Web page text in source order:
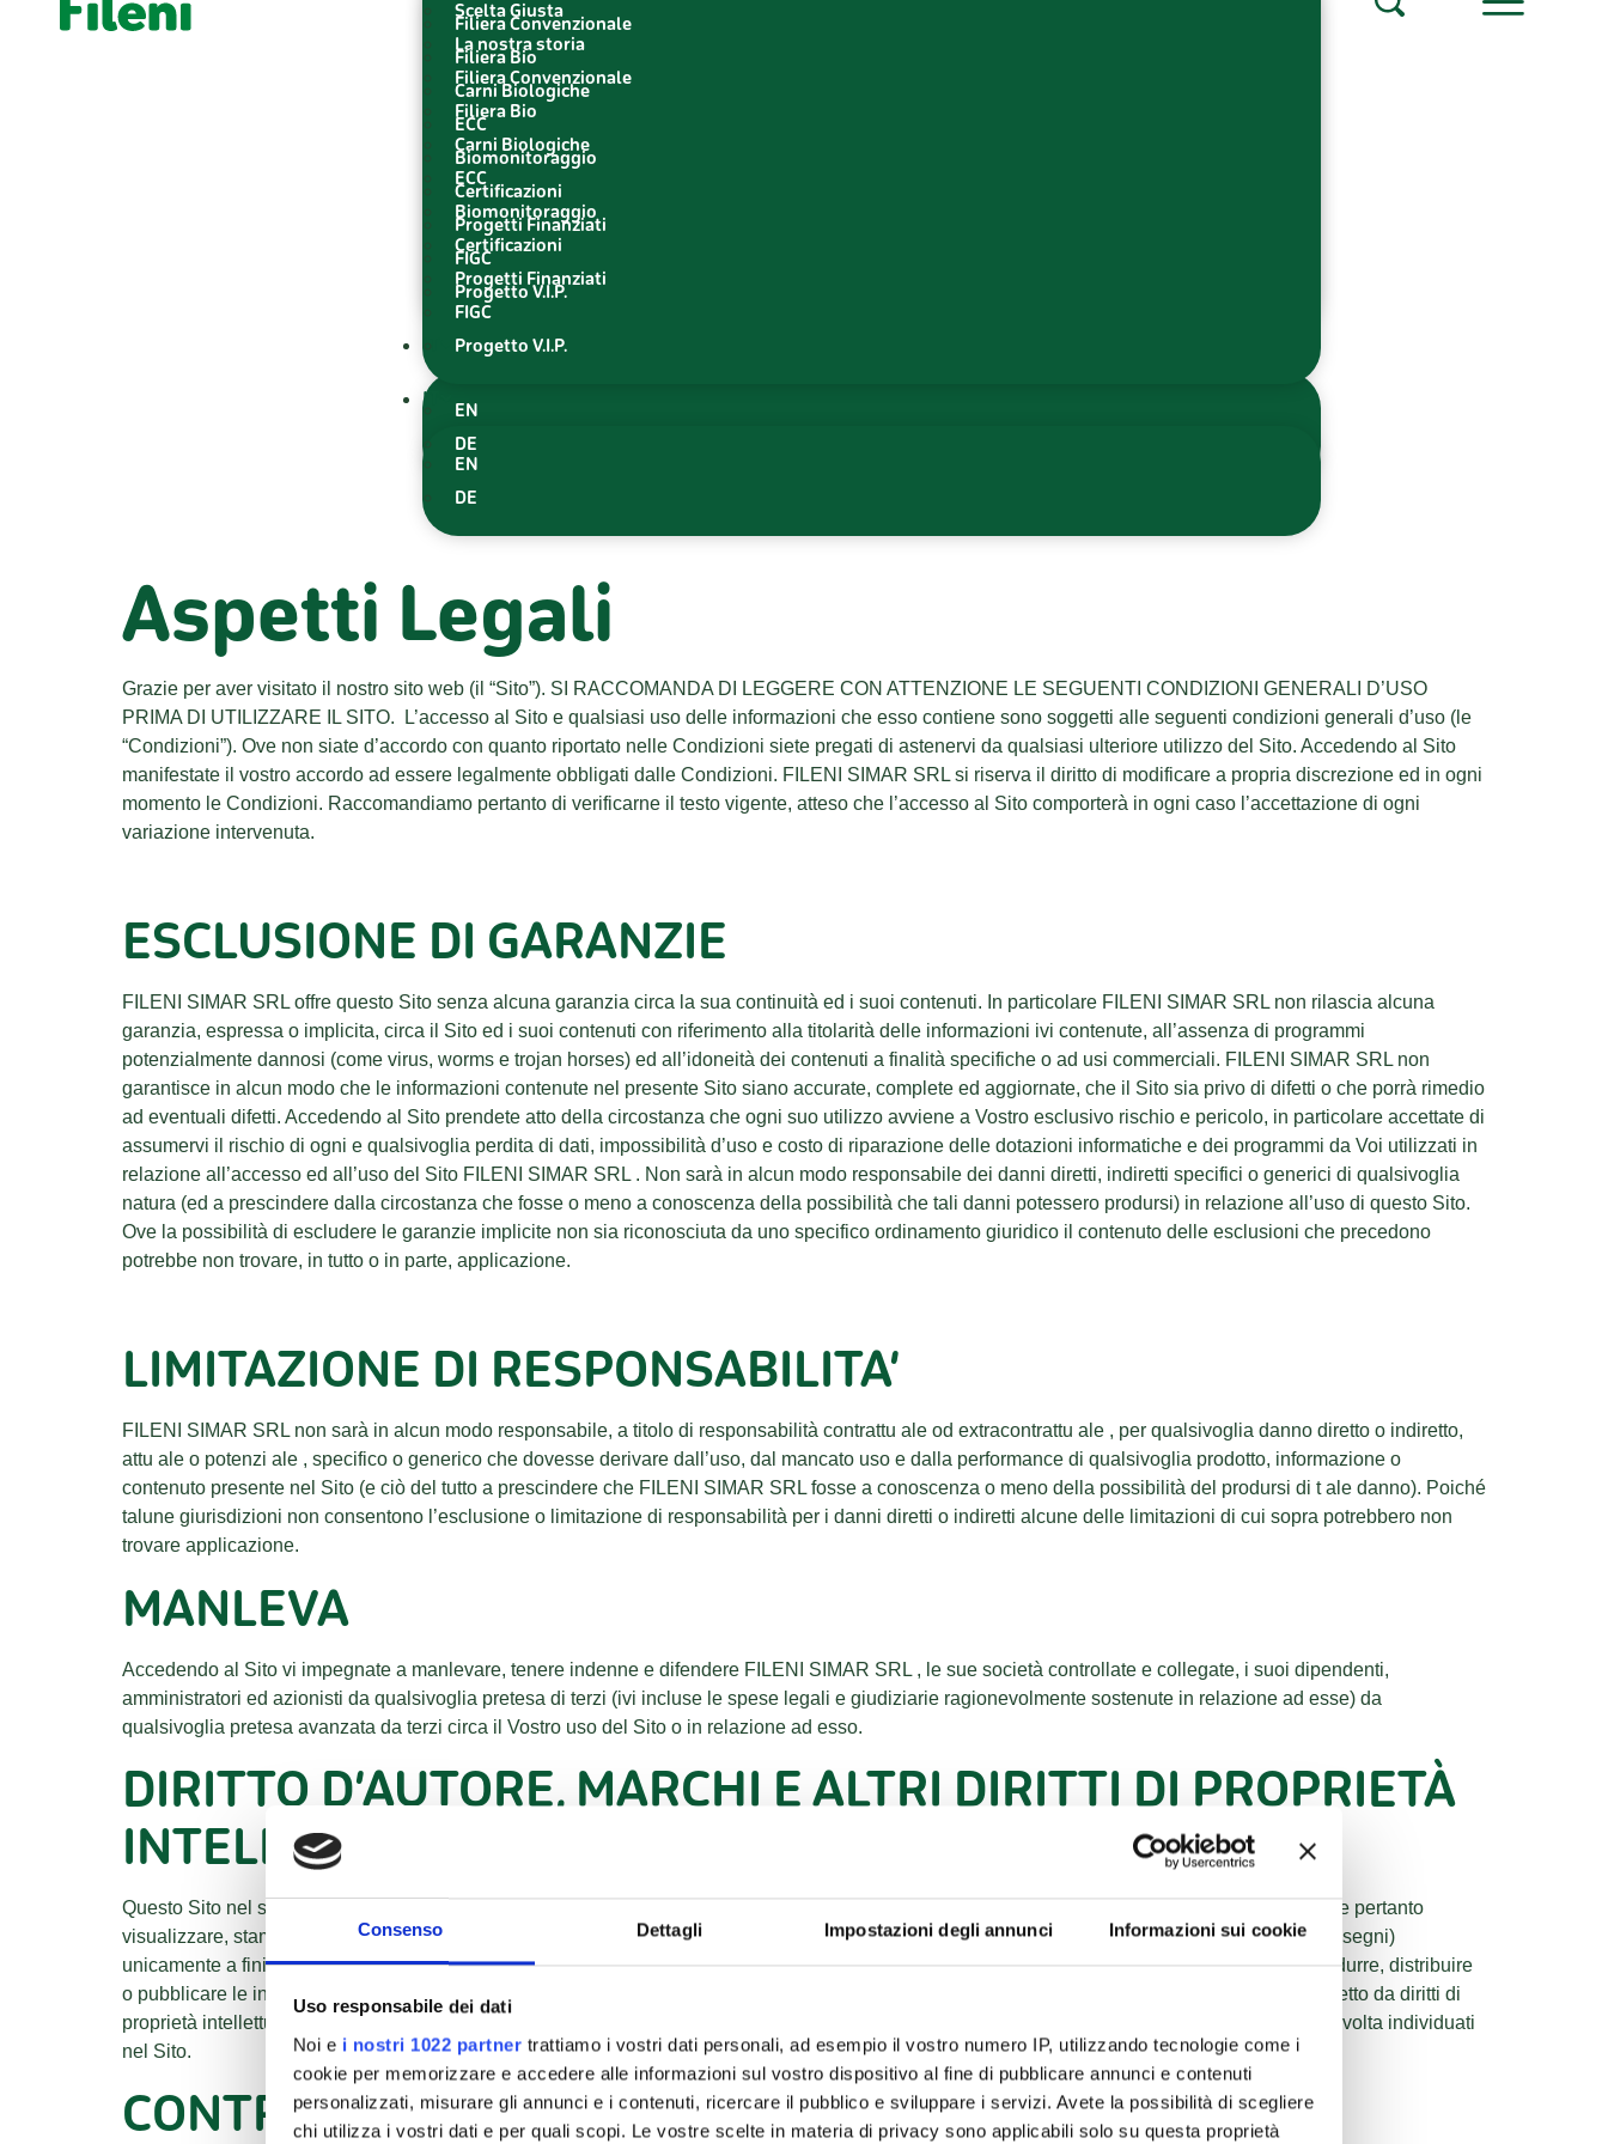
Consenso Dettagli Impostazioni degli annunci Informazioni sui cookie
Uso responsabile dei dati
Noi e i nostri 1022 partner trattiamo i vostri dati personali, ad esempio il vostro numero IP, utilizzando tecnologie come i
cookie per memorizzare e accedere alle informazioni sul vostro dispositivo al fine di pubblicare annunci e contenuti
personalizzati, misurare gli annunci e i contenuti, ricercare il pubblico e sviluppare i servizi. Avete la possibilità di scegliere
chi utilizza i vostri dati e per quali scopi. Le vostre scelte in materia di privacy sono applicabili solo su questa proprietà
Filiera Convenzionale
Filiera Bio
Carni Biologiche
ECC
Biomonitoraggio
Certificazioni
Progetti Finanziati
FIGC
Progetto V.I.P.
IT
EN
DE
Scelta Giusta
La nostra storia
Filiera Convenzionale
Filiera Bio
Carni Biologiche
ECC
Biomonitoraggio
Certificazioni
Progetti Finanziati
FIGC
Progetto V.I.P.
IT
EN
DE
Aspetti Legali
Grazie per aver visitato il nostro sito web (il “Sito”). SI RACCOMANDA DI LEGGERE CON ATTENZIONE LE SEGUENTI CONDIZIONI GENERALI D’USO
PRIMA DI UTILIZZARE IL SITO. L’accesso al Sito e qualsiasi uso delle informazioni che esso contiene sono soggetti alle seguenti condizioni generali d’uso (le
“Condizioni”). Ove non siate d’accordo con quanto riportato nelle Condizioni siete pregati di astenervi da qualsiasi ulteriore utilizzo del Sito. Accedendo al Sito
manifestate il vostro accordo ad essere legalmente obbligati dalle Condizioni. FILENI SIMAR SRL si riserva il diritto di modificare a propria discrezione ed in ogni
momento le Condizioni. Raccomandiamo pertanto di verificarne il testo vigente, atteso che l’accesso al Sito comporterà in ogni caso l’accettazione di ogni
variazione intervenuta.
ESCLUSIONE DI GARANZIE
FILENI SIMAR SRL offre questo Sito senza alcuna garanzia circa la sua continuità ed i suoi contenuti. In particolare FILENI SIMAR SRL non rilascia alcuna
garanzia, espressa o implicita, circa il Sito ed i suoi contenuti con riferimento alla titolarità delle informazioni ivi contenute, all’assenza di programmi
potenzialmente dannosi (come virus, worms e trojan horses) ed all’idoneità dei contenuti a finalità specifiche o ad usi commerciali. FILENI SIMAR SRL non
garantisce in alcun modo che le informazioni contenute nel presente Sito siano accurate, complete ed aggiornate, che il Sito sia privo di difetti o che porrà rimedio
ad eventuali difetti. Accedendo al Sito prendete atto della circostanza che ogni suo utilizzo avviene a Vostro esclusivo rischio e pericolo, in particolare accettate di
assumervi il rischio di ogni e qualsivoglia perdita di dati, impossibilità d’uso e costo di riparazione delle dotazioni informatiche e dei programmi da Voi utilizzati in
relazione all’accesso ed all’uso del Sito FILENI SIMAR SRL . Non sarà in alcun modo responsabile dei danni diretti, indiretti specifici o generici di qualsivoglia
natura (ed a prescindere dalla circostanza che fosse o meno a conoscenza della possibilità che tali danni potessero prodursi) in relazione all’uso di questo Sito.
Ove la possibilità di escludere le garanzie implicite non sia riconosciuta da uno specifico ordinamento giuridico il contenuto delle esclusioni che precedono
potrebbe non trovare, in tutto o in parte, applicazione.
LIMITAZIONE DI RESPONSABILITA’
FILENI SIMAR SRL non sarà in alcun modo responsabile, a titolo di responsabilità contrattu ale od extracontrattu ale , per qualsivoglia danno diretto o indiretto,
attu ale o potenzi ale , specifico o generico che dovesse derivare dall’uso, dal mancato uso e dalla performance di qualsivoglia prodotto, informazione o
contenuto presente nel Sito (e ciò del tutto a prescindere che FILENI SIMAR SRL fosse a conoscenza o meno della possibilità del prodursi di t ale danno). Poiché
talune giurisdizioni non consentono l’esclusione o limitazione di responsabilità per i danni diretti o indiretti alcune delle limitazioni di cui sopra potrebbero non
trovare applicazione.
MANLEVA
Accedendo al Sito vi impegnate a manlevare, tenere indenne e difendere FILENI SIMAR SRL , le sue società controllate e collegate, i suoi dipendenti,
amministratori ed azionisti da qualsivoglia pretesa di terzi (ivi incluse le spese legali e giudiziarie ragionevolmente sostenute in relazione ad esse) da
qualsivoglia pretesa avanzata da terzi circa il Vostro uso del Sito o in relazione ad esso.
DIRITTO D’AUTORE, MARCHI E ALTRI DIRITTI DI PROPRIETÀ
INTELLETTUALE
Questo Sito nel suo complesso, e tutto il materi ale in esso contenuto, è protetto dal diritto d’autore e da altri diritti di proprietà intellettu ale . Potete pertanto
visualizzare, stampare e copiare i contenuti di questo Sito (tra cui, a titolo meramente esemplificativo, testi, immagini, animazioni, video, logo e disegni)
unicamente a fini personali di natura non commerci ale . Salvo quanto qui disposto non è consentito usare, modificare, stampare, mostrare, riprodurre, distribuire
o pubblicare le informazioni contenute in questo Sito senza il consenso scritto di FILENI SIMAR SRL . Questo Sito può contenere materi ale protetto da diritti di
proprietà intellettu ale di terzi. In tali casi gli utilizzi consentiti dovranno essere verificati con i titolari o licenziatari dei relativi diritti quali di volta in volta individuati
nel Sito.
CONTRIBUTI